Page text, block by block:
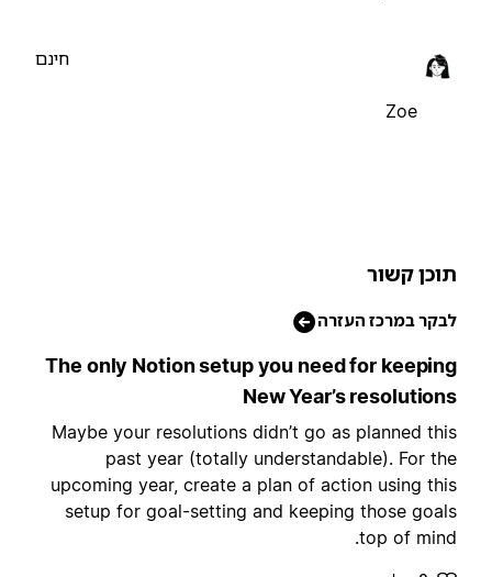
קשור
במרכז העזרה
The only Notion setup you need for
New Year’s
Maybe your resolutions didn’t go as planned
past year (totally understandable). For
upcoming year, create a plan of action using
setup for goal-setting and keeping those
top of